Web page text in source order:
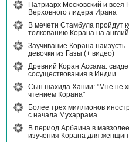
Патриарх Московский и всея
Верховного лидера Ирана
В мечети Стамбула пройдут
толкованию Корана на
Заучивание Корана
девочки из Газы (+ видео)
Древний Коран Ассама:
сосуществования в Индии
Сын шахида Хании: "Мне не
чтением Корана"
Более трех миллионов
с начала Мухаррама
В период Арбаина в
изучения Корана для женщин